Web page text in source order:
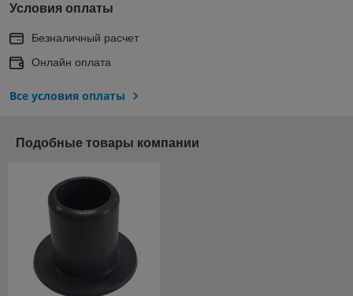
Условия оплаты
Безналичный расчет
Онлайн оплата
Все условия оплаты
Подобные товары компании